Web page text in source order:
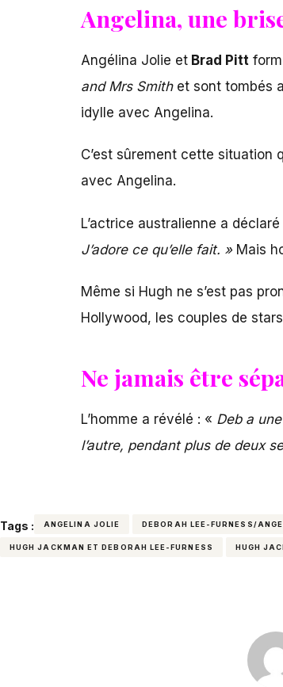
Angelina, une
Angélina Jolie et Brad Pitt
and Mrs Smithet sont tombés
idylle avec Angelina.
C’est sûrement cette situation
avec Angelina.
L’actrice australienne a déclaré
J’adore ce qu’elle fait. »Mais
Même si Hugh ne s’est pas
Hollywood, les couples de
Ne jamais être
L’homme a révélé : « Deb a
l’autre, pendant plus de deux
Tags : ANGELINA JOLIE DEBORAH LEE-FURNESS/
HUGH JACKMAN ET DEBORAH LEE-FURNESS HUGH